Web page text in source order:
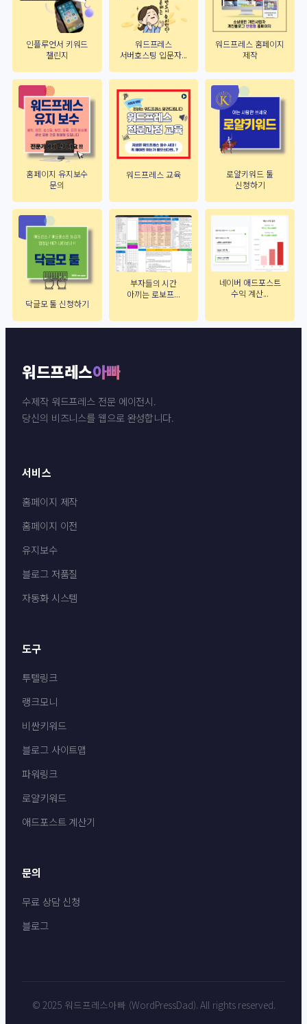
인플루언서 키워드
챌린지
워드프레스
서버호스팅 입문자...
워드프레스 홈페이지
제작
홈페이지 유지보수
문의
워드프레스 교육
로얄키워드 툴
신청하기
닥글모 툴 신청하기
부자들의 시간
아끼는 로보프...
네이버 애드포스트
수익 계산...
워드프레스아빠
수제작 워드프레스 전문 에이전시.
당신의 비즈니스를 웹으로 완성합니다.
서비스
홈페이지 제작
홈페이지 이전
유지보수
블로그 저품질
자동화 시스템
도구
투텔링크
랭크모니
비싼키워드
블로그 사이트맵
파워링크
로얄키워드
애드포스트 계산기
문의
무료 상담 신청
블로그
© 2025 워드프레스아빠 (WordPressDad). All rights reserved.